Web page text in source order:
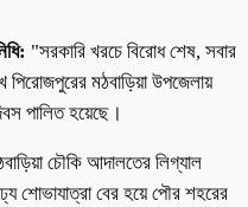
"সরকারি খরচে বিরোধ শেষ, সবার
পিরোজপুরের মঠবাড়িয়া উপজেলায়
পালিত হয়েছে।
চৌকি আদালতের লিগ্যাল
শোভাযাত্রা বের হয়ে পৌর শহরের